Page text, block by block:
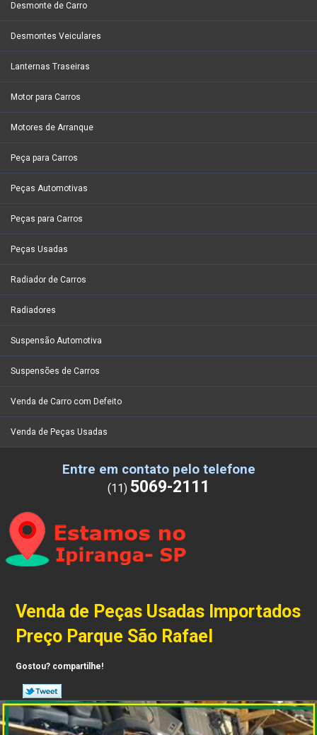
Desmonte de Carro
Desmontes Veiculares
Lanternas Traseiras
Motor para Carros
Motores de Arranque
Peça para Carros
Peças Automotivas
Peças para Carros
Peças Usadas
Radiador de Carros
Radiadores
Suspensão Automotiva
Suspensões de Carros
Venda de Carro com Defeito
Venda de Peças Usadas
Entre em contato pelo telefone
(11) 5069-2111
Venda de Peças Usadas Importados
Preço Parque São Rafael
Gostou? compartilhe!